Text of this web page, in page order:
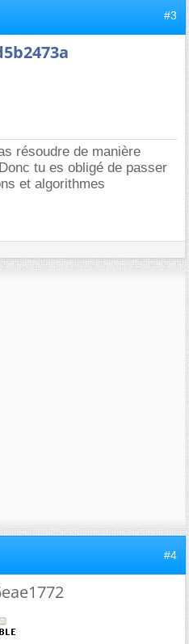
#3
résoudre de manière
tu es obligé de passer
et algorithmes
#4